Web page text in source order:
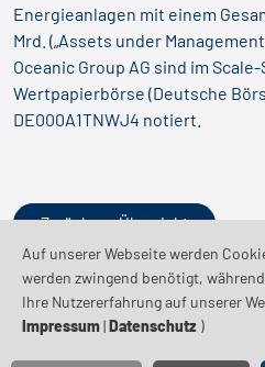
Auf unserer Webseite werden
werden zwingend benötigt,
Ihre Nutzererfahrung auf unserer
Impressum|Datenschutz )
Energieanlagen mit einem
Mrd. („Assets under
Oceanic Group AG sind im
Wertpapierbörse (Deutsche
DE000A1TNWJ4 notiert.
Zurück zur Übersicht